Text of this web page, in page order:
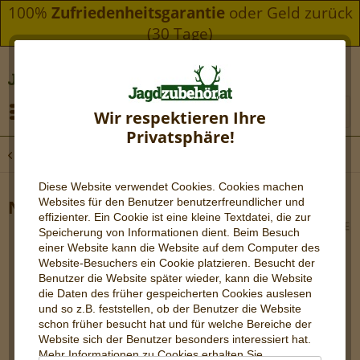
100% Zufriedenheitsgarantie oder Geld zurück
(30 Tage)
Wir respektieren Ihre
Privatsphäre!
Diese Website verwendet Cookies. Cookies machen
Websites für den Benutzer benutzerfreundlicher und
effizienter. Ein Cookie ist eine kleine Textdatei, die zur
Speicherung von Informationen dient. Beim Besuch
einer Website kann die Website auf dem Computer des
Website-Besuchers ein Cookie platzieren. Besucht der
Benutzer die Website später wieder, kann die Website
die Daten des früher gespeicherten Cookies auslesen
und so z.B. feststellen, ob der Benutzer die Website
schon früher besucht hat und für welche Bereiche der
Website sich der Benutzer besonders interessiert hat.
Mehr Informationen zu Cookies erhalten Sie
Nature-Trek 10x42 | Monokular